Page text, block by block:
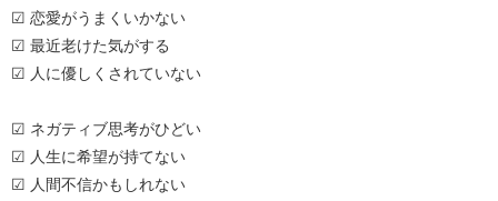
☑ 恋愛がうまくいかない
☑ 最近老けた気がする
☑ 人に優しくされていない
☑ ネガティブ思考がひどい
☑ 人生に希望が持てない
☑ 人間不信かもしれない